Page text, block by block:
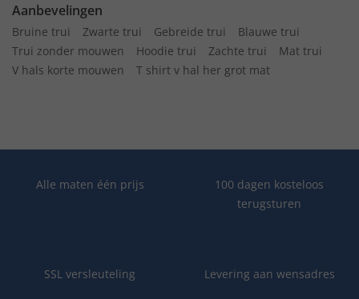
Aanbevelingen
Bruine trui Zwarte trui Gebreide trui
Blauwe trui
Trui zonder mouwen
Hoodie trui Zachte trui
Mat trui
V hals korte mouwen
T shirt v hal her grot mat
Alle maten één prijs
100 dagen kosteloos
terugsturen
SSL versleuteling Levering aan wensadres